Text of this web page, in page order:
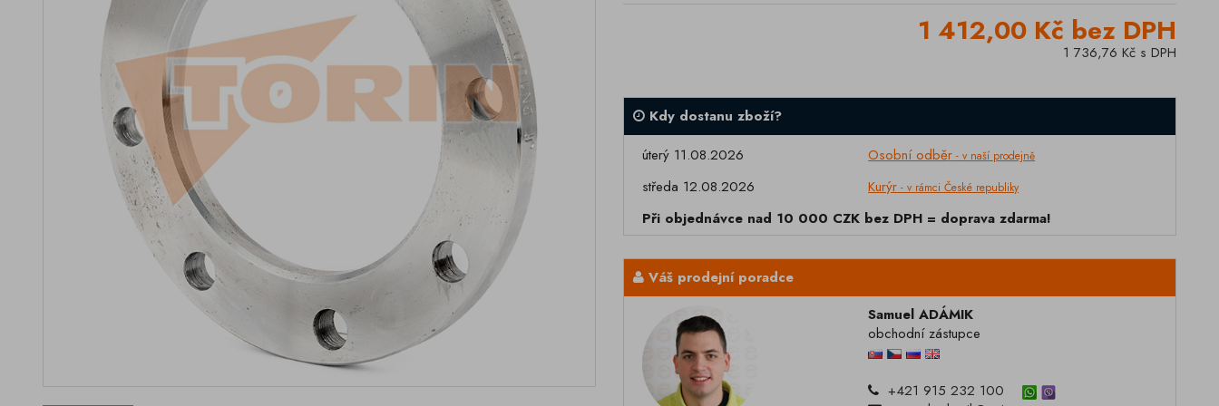
1 412,00 Kč bez DPH
1 736,76 Kč s DPH
Kdy dostanu zboží?
úterý 11.08.2026
Osobní odběr - v naší prodejně
středa 12.08.2026 Kurýr - v rámci České republiky
Při objednávce nad 10 000 CZK bez DPH = doprava zdarma!
Váš prodejní poradce
Samuel ADÁMIK
obchodní zástupce
+421 915 232 100